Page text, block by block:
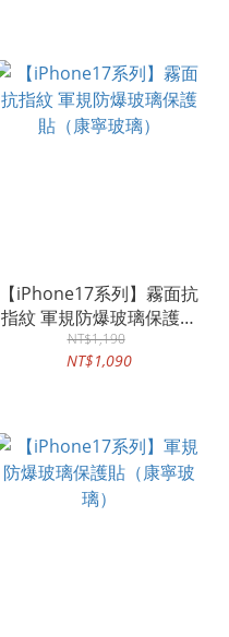
【iPhone17系列】霧面抗
指紋 軍規防爆玻璃保護貼
（康寧玻璃）
NT$1,190
NT$1,090